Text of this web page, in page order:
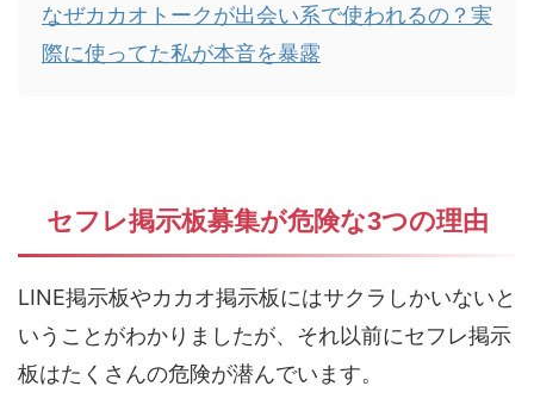
なぜカカオトークが出会い系で使われるの？実
際に使ってた私が本音を暴露
セフレ掲示板募集が危険な3つの理由
LINE掲示板やカカオ掲示板にはサクラしかいないと
いうことがわかりましたが、それ以前にセフレ掲示
板はたくさんの危険が潜んでいます。